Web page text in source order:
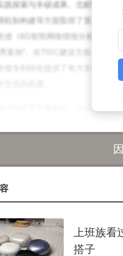
践探索与丰硕成果。北邮知服中
机制构建等方面取得了显著成效
借《6G智简网络情报分析报告
秀案例”。在TISC建设方面，中心
值专利转化提供了有力支持。这
讨论环节气氛热烈，与会代表围
合作、加强TISC中心协作网络建
、学科建设以及科研服务迈向新
上班族
搭子